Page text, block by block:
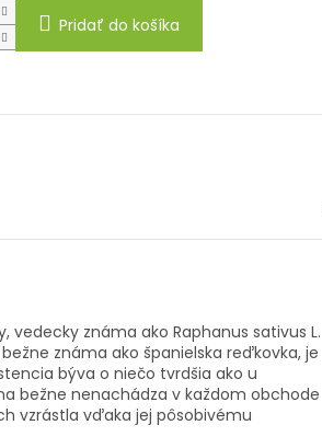
Pridať do košíka
vedecky známa ako Raphanus sativus L.
známa ako španielska reďkovka, je
býva o niečo tvrdšia ako u
bežne nenachádza v každom obchode
vzrástla vďaka jej pôsobivému